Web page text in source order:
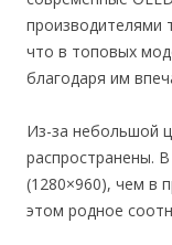
производителями
что в топовых
благодаря им
Из-за небольшой
распространены.
(1280×960), чем в
этом родное